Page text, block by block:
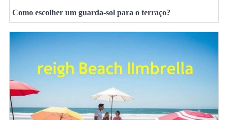
Como escolher um guarda-sol para o terraço?